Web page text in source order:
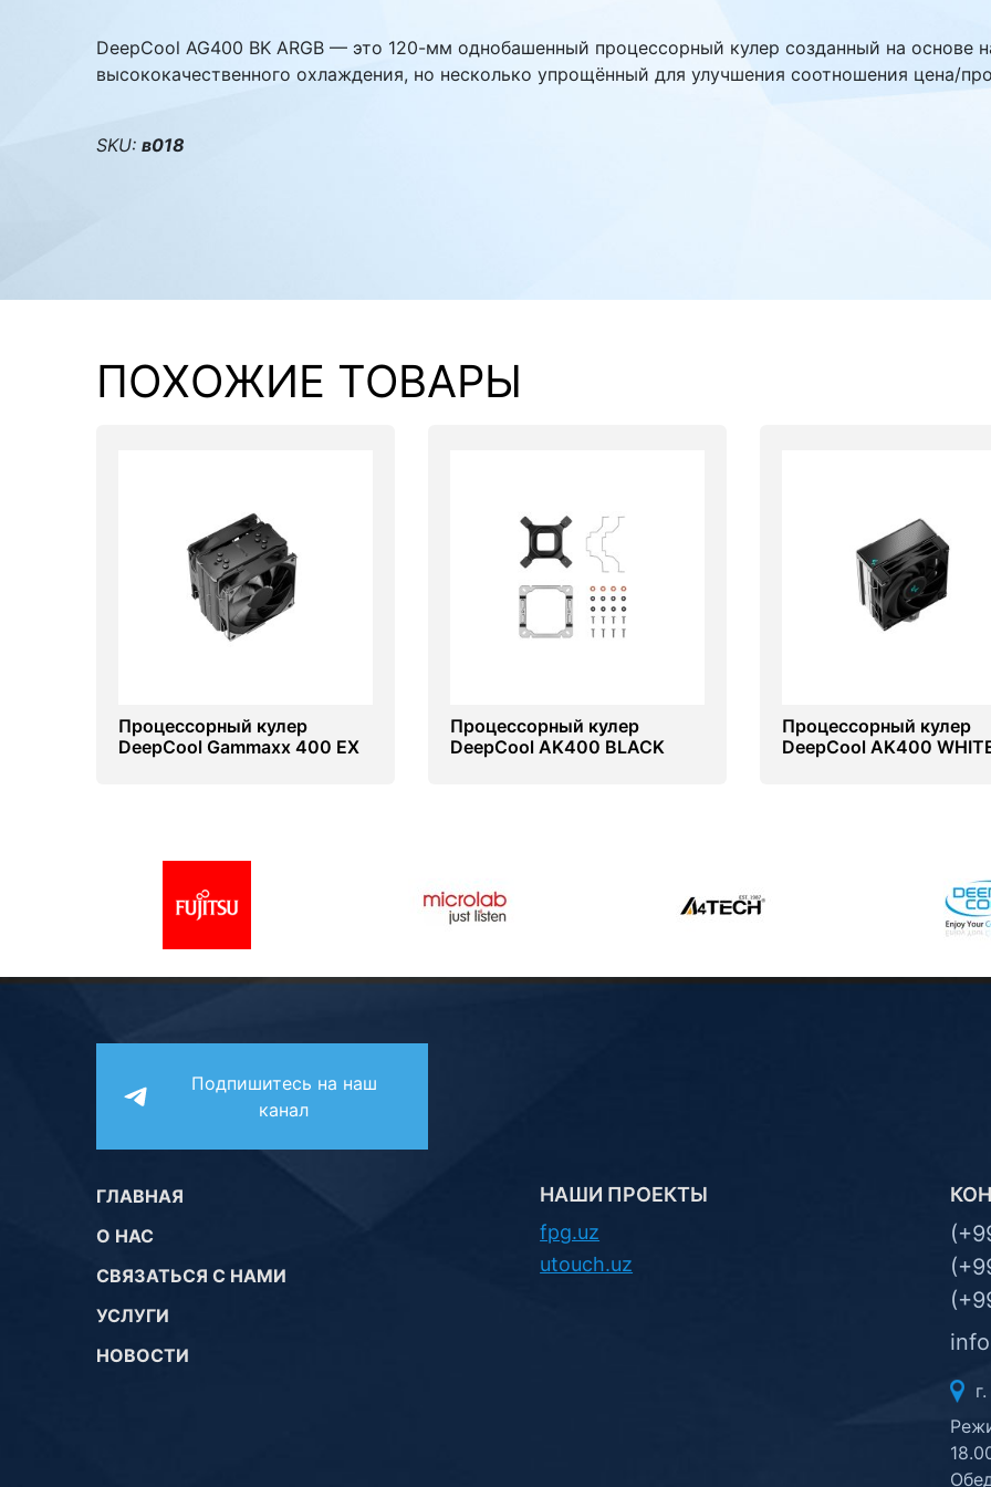
Комплектующие ПК
DeepCool AG400 BK ARGB — это 120-мм однобашенный процессорный кулер созданный на основе
высококачественного охлаждения, но несколько упрощённый для улучшения соотношения цена/
SKU: в018
ПОХОЖИЕ ТОВАРЫ
Процессорный кулер
DeepCool Gammaxx 400 EX
Процессорный кулер
DeepCool AK400 BLACK
Процессорный кулер
DeepCool AK400
Подпишитесь на наш
канал
ГЛАВНАЯ
О НАС
СВЯЗАТЬСЯ С НАМИ
УСЛУГИ
НОВОСТИ
НАШИ ПРОЕКТЫ
fpg.uz
utouch.uz